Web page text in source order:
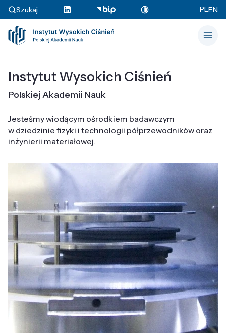
Szukaj PLEN
Instytut Wysokich Ciśnień
Polskiej Akademii Nauk
Jesteśmy wiodącym ośrodkiem badawczym
w dziedzinie fizyki i technologii półprzewodników oraz
inżynierii materiałowej.